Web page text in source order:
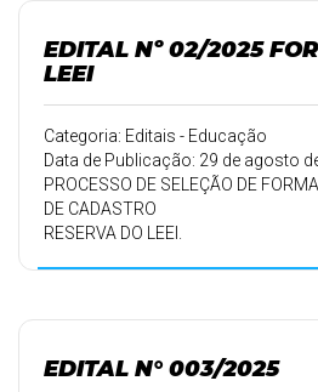
EDITAL Nº 02/2025
LEEI
Categoria: Editais - Educação
Data de Publicação: 29 de agosto
PROCESSO DE SELEÇÃO DE
DE CADASTRO
RESERVA DO LEEI.
EDITAL N° 003/2025